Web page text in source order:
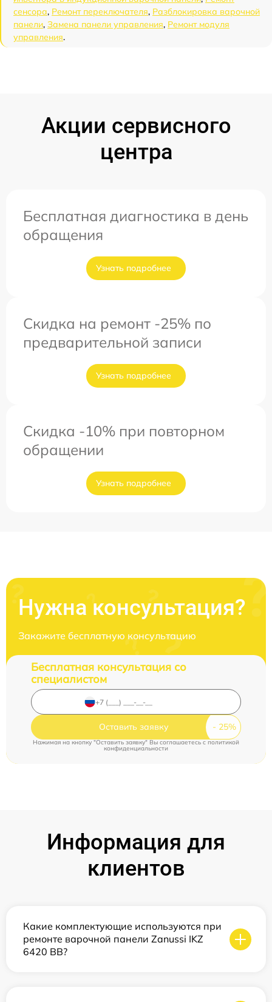
сенсора, Ремонт переключателя, Разблокировка варочной
панели, Замена панели управления, Ремонт модуля
управления.
Акции сервисного
центра
Бесплатная диагностика в день
обращения
Узнать подробнее
Скидка на ремонт -25% по
предварительной записи
Узнать подробнее
Скидка -10% при повторном
обращении
Узнать подробнее
Нужна консультация?
Закажите бесплатную консультацию
Бесплатная консультация со
специалистом
Оставить заявку
Нажимая на кнопку "Оставить заявку" Вы соглашаетесь cполитикой
конфиденциальности
Информация для
клиентов
Какие комплектующие используются при
ремонте варочной панели Zanussi IKZ
6420 BB?